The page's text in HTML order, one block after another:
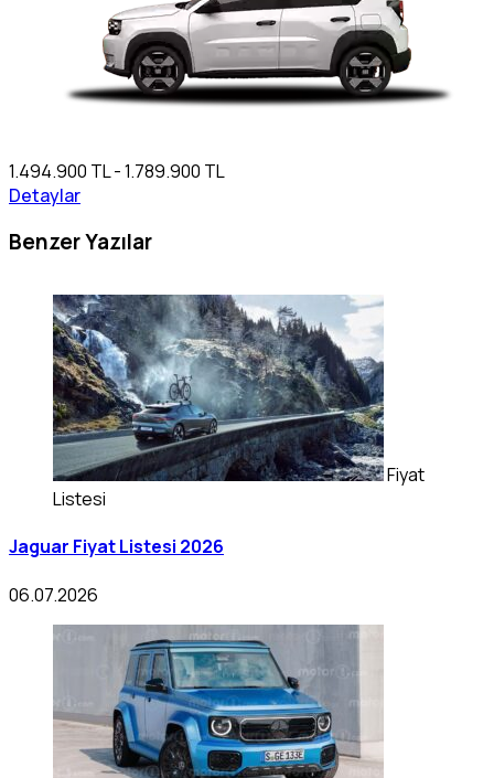
1.494.900 TL - 1.789.900 TL
Detaylar
Benzer Yazılar
Fiyat
Listesi
Jaguar Fiyat Listesi 2026
06.07.2026